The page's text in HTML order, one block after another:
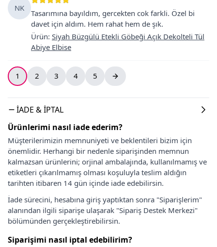
NK
Tasarımına bayıldım, gercekten cok farkli. Özel bi
davet için aldım. Hem rahat hem de şık.
Ürün: Siyah Büzgülü Etekli Göbeği Açık Dekolteli Tül
Abiye Elbise
1 2 3 4 5
İADE & İPTAL
Ürünlerimi nasıl iade ederim?
Müşterilerimizin memnuniyeti ve beklentileri bizim için
önemlidir. Herhangi bir nedenle siparişinden memnun
kalmazsan ürünlerini; orjinal ambalajında, kullanılmamış ve
etiketleri çıkarılmamış olması koşuluyla teslim aldığın
tarihten itibaren 14 gün içinde iade edebilirsin.
İade sürecini, hesabına giriş yaptıktan sonra "Siparişlerim"
alanından ilgili siparişe ulaşarak "Sipariş Destek Merkezi"
bölümünden gerçekleştirebilirsin.
Siparişimi nasıl iptal edebilirim?